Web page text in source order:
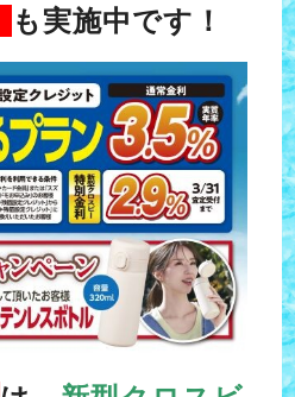
も実施中です！